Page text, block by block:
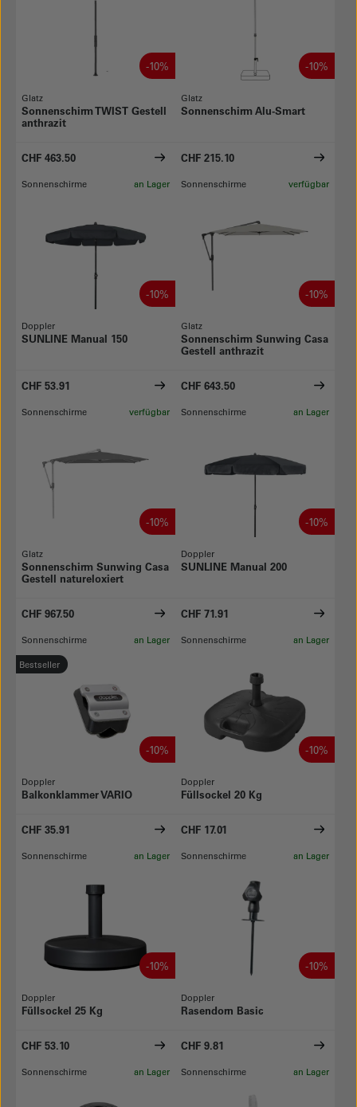
-10%
Glatz
Sonnenschirm TWIST Gestell
anthrazit
CHF 463.50
-10%
Glatz
Sonnenschirm Alu-Smart
CHF 215.10
Sonnenschirme an Lager
-10%
Doppler
SUNLINE Manual 150
CHF 53.91
Sonnenschirme verfügbar
-10%
Glatz
Sonnenschirm Sunwing Casa
Gestell anthrazit
CHF 643.50
Sonnenschirme verfügbar
-10%
Glatz
Sonnenschirm Sunwing Casa
Gestell natureloxiert
CHF 967.50
Sonnenschirme an Lager
-10%
Doppler
SUNLINE Manual 200
CHF 71.91
Sonnenschirme an Lager
Bestseller
-10%
Doppler
Balkonklammer VARIO
CHF 35.91
Sonnenschirme an Lager
-10%
Doppler
Füllsockel 20 Kg
CHF 17.01
Sonnenschirme an Lager
-10%
Doppler
Füllsockel 25 Kg
CHF 53.10
Sonnenschirme an Lager
-10%
Doppler
Rasendorn Basic
CHF 9.81
Sonnenschirme an Lager Sonnenschirme an Lager